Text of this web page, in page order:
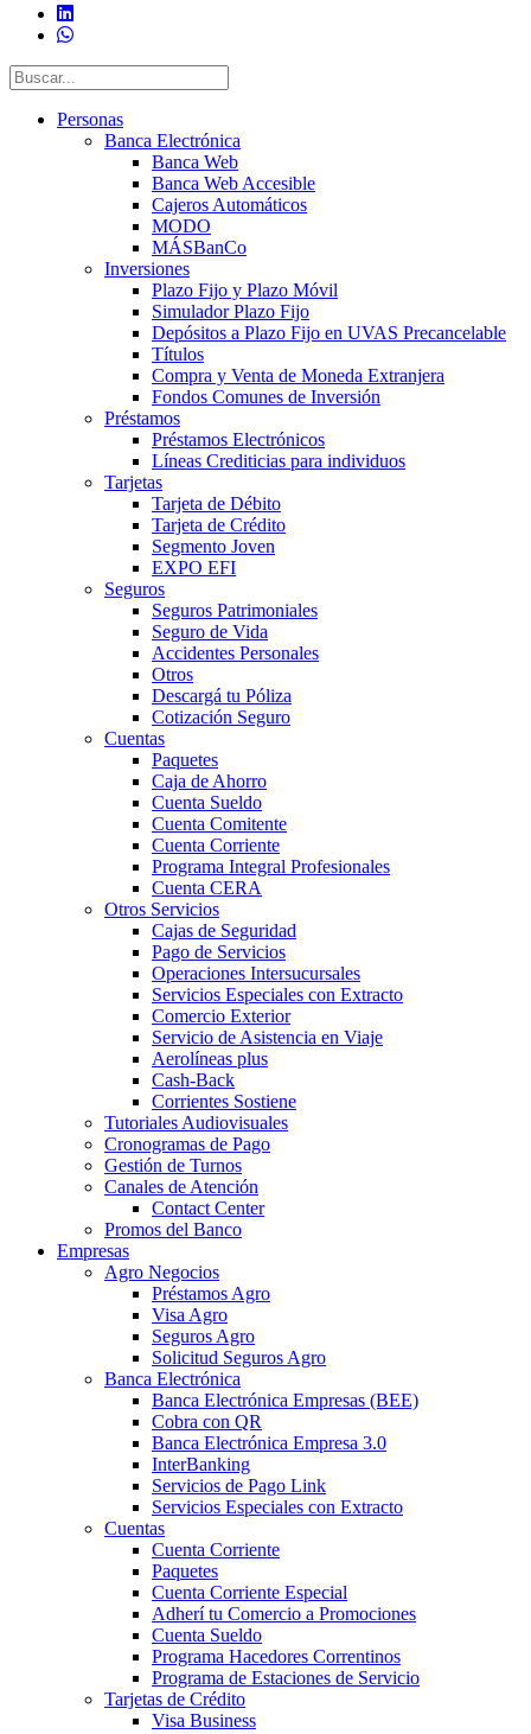
Personas
Banca Electrónica
Banca Web
Banca Web Accesible
Cajeros Automáticos
MODO
MÁSBanCo
Inversiones
Plazo Fijo y Plazo Móvil
Simulador Plazo Fijo
Depósitos a Plazo Fijo en UVAS Precancelable
Títulos
Compra y Venta de Moneda Extranjera
Fondos Comunes de Inversión
Préstamos
Préstamos Electrónicos
Líneas Crediticias para individuos
Tarjetas
Tarjeta de Débito
Tarjeta de Crédito
Segmento Joven
EXPO EFI
Seguros
Seguros Patrimoniales
Seguro de Vida
Accidentes Personales
Otros
Descargá tu Póliza
Cotización Seguro
Cuentas
Paquetes
Caja de Ahorro
Cuenta Sueldo
Cuenta Comitente
Cuenta Corriente
Programa Integral Profesionales
Cuenta CERA
Otros Servicios
Cajas de Seguridad
Pago de Servicios
Operaciones Intersucursales
Servicios Especiales con Extracto
Comercio Exterior
Servicio de Asistencia en Viaje
Aerolíneas plus
Cash-Back
Corrientes Sostiene
Tutoriales Audiovisuales
Cronogramas de Pago
Gestión de Turnos
Canales de Atención
Contact Center
Promos del Banco
Empresas
Agro Negocios
Préstamos Agro
Visa Agro
Seguros Agro
Solicitud Seguros Agro
Banca Electrónica
Banca Electrónica Empresas (BEE)
Cobra con QR
Banca Electrónica Empresa 3.0
InterBanking
Servicios de Pago Link
Servicios Especiales con Extracto
Cuentas
Cuenta Corriente
Paquetes
Cuenta Corriente Especial
Adherí tu Comercio a Promociones
Cuenta Sueldo
Programa Hacedores Correntinos
Programa de Estaciones de Servicio
Tarjetas de Crédito
Visa Business